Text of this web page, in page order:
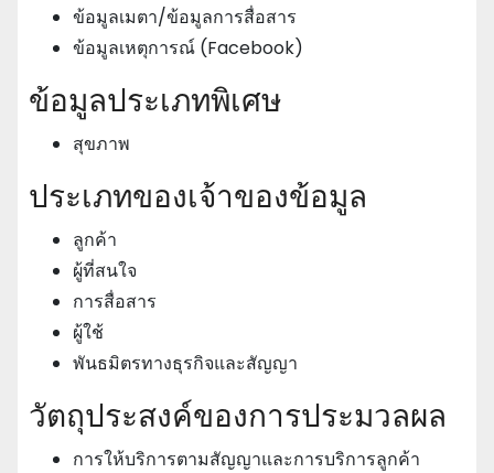
ข้อมูลเมตา/ข้อมูลการสื่อสาร
ข้อมูลเหตุการณ์ (Facebook)
ข้อมูลประเภทพิเศษ
สุขภาพ
ประเภทของเจ้าของข้อมูล
ลูกค้า
ผู้ที่สนใจ
การสื่อสาร
ผู้ใช้
พันธมิตรทางธุรกิจและสัญญา
วัตถุประสงค์ของการประมวลผล
การให้บริการตามสัญญาและการบริการลูกค้า